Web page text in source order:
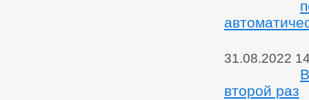
31.08.2022
второй раз